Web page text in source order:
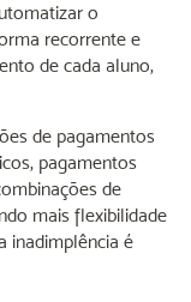
o
recorrente e
de cada aluno,
de pagamentos
pagamentos
de
mais flexibilidade
inadimplência é